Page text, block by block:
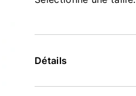
Détails